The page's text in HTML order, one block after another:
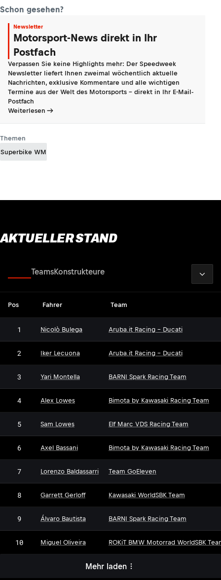
Schon gesehen?
Newsletter
Motorsport-News direkt in Ihr
Postfach
Verpassen Sie keine Highlights mehr: Der Speedweek
Newsletter liefert Ihnen zweimal wöchentlich aktuelle
Nachrichten, exklusive Kommentare und alle wichtigen
Termine aus der Welt des Motorsports - direkt in Ihr E-Mail-
Postfach
Weiterlesen
Themen
Superbike WM
AKTUELLER STAND
TeamsKonstrukteure
Pos Fahrer Team
1 Nicolò Bulega Aruba.it Racing - Ducati
2 Iker Lecuona Aruba.it Racing - Ducati
3 Yari Montella BARNI Spark Racing Team
4 Alex Lowes Bimota by Kawasaki Racing Team
5 Sam Lowes Elf Marc VDS Racing Team
6 Axel Bassani Bimota by Kawasaki Racing Team
7 Lorenzo Baldassarri Team GoEleven
8 Garrett Gerloff Kawasaki WorldSBK Team
9 Álvaro Bautista BARNI Spark Racing Team
10 Miguel Oliveira ROKiT BMW Motorrad WorldSBK
Mehr laden